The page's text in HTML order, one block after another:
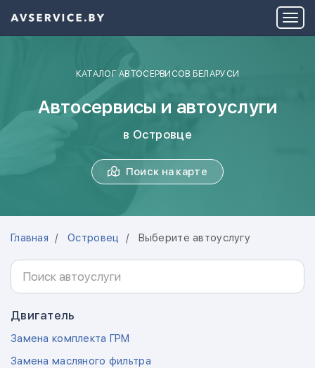
КАТАЛОГ АВТОСЕРВИСОВ БЕЛАРУСИ
Автосервисы и автоуслуги
в Островце
Поиск на карте
Главная Островец Выберите автоуслугу
Двигатель
Замена комплекта ГРМ
Замена масляного фильтра